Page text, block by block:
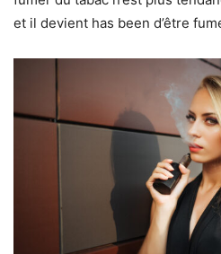
et il devient has been d’être